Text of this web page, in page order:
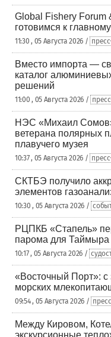
Global Fishery
готовимся к
11:30 , 05 Августа 2026 /
Вместо импорта —
каталог
решений
11:00 , 05 Августа 2026 /
НЭС «Михаил
ветерана полярных
плавучего музея
10:37 , 05 Августа 2026 /
СКТБЭ получило
элементов
10:30 , 05 Августа 2026 /
РЦПКБ «Стапель»
парома для Таймыра
10:17 , 05 Августа 2026 /
«Восточный Порт»: с
морских
09:54 , 05 Августа 2026 /
Между Кировом,
экскурсионные